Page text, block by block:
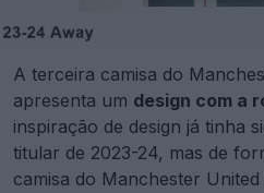
A terceira camisa do
apresenta um design com a
inspiração de design já tinha
titular de 2023-24, mas de
camisa do Manchester